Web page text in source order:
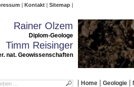
Kontakt Sitemap
Rainer Olzem
Diplom-Geologe
Timm Reisinger
nat. Geowissenschaften
Home Geologie